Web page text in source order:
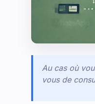
Au cas où
vous de